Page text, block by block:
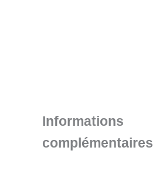
Informations
complémentaires